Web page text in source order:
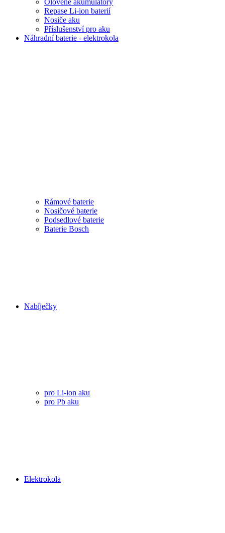
Repase Li-ion baterií
Nosiče aku
Příslušenství pro aku
Náhradní baterie - elektrokola
Rámové baterie
Nosičové baterie
Podsedlové baterie
Baterie Bosch
Nabíječky
pro Li-ion aku
pro Pb aku
Elektrokola